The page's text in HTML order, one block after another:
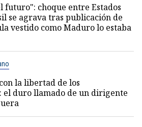
futuro": choque entre Estados
se agrava tras publicación de
vestido como Maduro lo estaba
la libertad de los
el duro llamado de un dirigente